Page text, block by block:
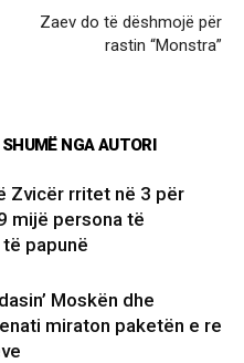
Zaev do të dëshmojë për
rastin “Monstra”
SHUMË NGA AUTORI
Zvicër rritet në 3 për
mijë persona të
papunë
Moskën dhe
miraton paketën e re